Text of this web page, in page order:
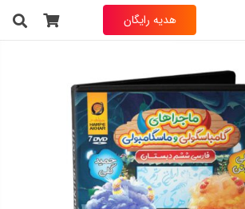
هدیه رایگان